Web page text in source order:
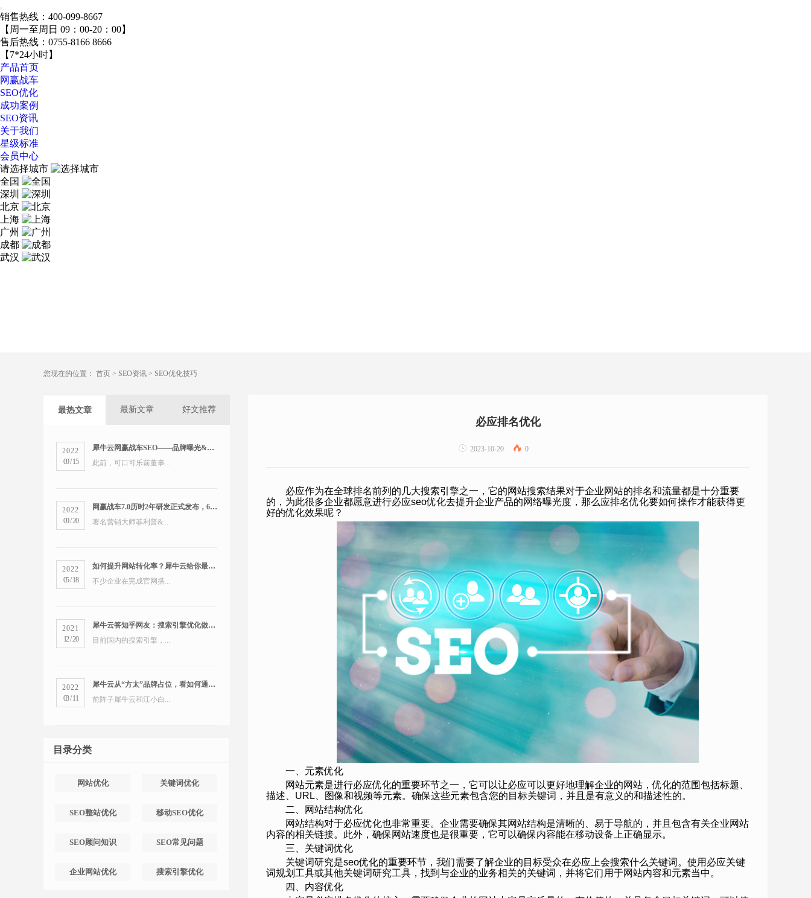
销售热线： 400-099-8667
【周一至周日 09：00-20：00】
售后热线： 0755-8166 8666
【7*24小时】
产品首页
网赢战车
SEO优化
成功案例
SEO资讯
关于我们
星级标准
会员中心
请选择城市
全国
深圳
北京
上海
广州
成都
武汉
您现在的位置： 首页 > SEO资讯 > SEO优化技巧
最热文章 最新文章 好文推荐
2022
09/15
犀牛云网赢战车SEO——品牌曝光&精准营销双管齐下
此前，可口可乐前董事...
2022
09/20
网赢战车7.0历时2年研发正式发布，6大版本打造数字营销新物种
著名营销大师菲利普&...
2022
05/18
如何提升网站转化率？犀牛云给你最全的营销洞察
不少企业在完成官网搭...
2021
12/20
犀牛云答知乎网友：搜索引擎优化做得好的公司有哪些？
目前国内的搜索引擎，...
2022
03/11
犀牛云从“方太”品牌占位，看如何通过搜索引擎占领市场
前阵子犀牛云和江小白...
目录分类
网站优化 关键词优化
SEO整站优化 移动SEO优化
SEO顾问知识 SEO常见问题
企业网站优化 搜索引擎优化
必应排名优化
2023-10-20 0
必应作为在全球排名前列的几大搜索引擎之一，它的网站搜索结果对于企业网站的排名和流量都是十分重要
的，为此很多企业都愿意进行必应seo优化去提升企业产品的网络曝光度，那么应排名优化要如何操作才能获得更
好的优化效果呢？
一、元素优化
网站元素是进行必应优化的重要环节之一，它可以让必应可以更好地理解企业的网站，优化的范围包括标题、
描述、URL、图像和视频等元素。确保这些元素包含您的目标关键词，并且是有意义的和描述性的。
二、网站结构优化
网站结构对于必应优化也非常重要。企业需要确保其网站结构是清晰的、易于导航的，并且包含有关企业网站
内容的相关链接。此外，确保网站速度也是很重要，它可以确保内容能在移动设备上正确显示。
三、关键词优化
关键词研究是seo优化‍的重要环节，我们需要了解企业的目标受众在必应上会搜索什么关键词。使用必应关键
词规划工具或其他关键词研究工具，找到与企业的业务相关的关键词，并将它们用于网站内容和元素当中。
四、内容优化